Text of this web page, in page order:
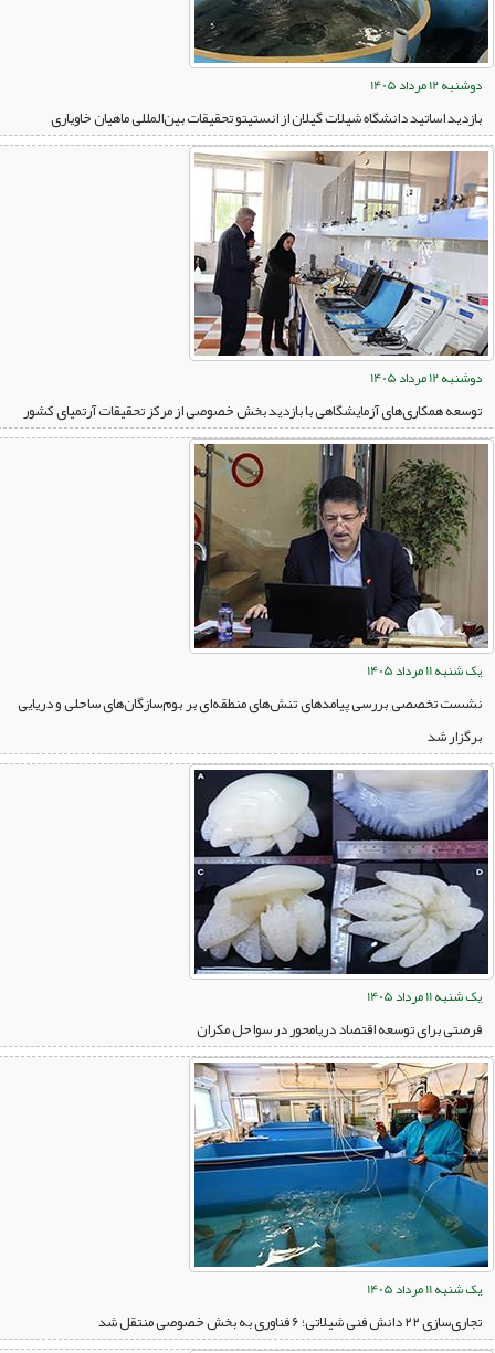
دوشنبه 12 مرداد 1405
بازدید اساتید دانشگاه شیلات گیلان از انستیتو تحقیقات بین‌المللی ماهیان خاویاری
دوشنبه 12 مرداد 1405
توسعه همکاری‌های آزمایشگاهی با بازدید بخش خصوصی از مرکز تحقیقات آرتمیای کشور
یک شنبه 11 مرداد 1405
نشست تخصصی بررسی پیامدهای تنش‌های منطقه‌ای بر بوم‌سازگان‌های ساحلی و دریایی
برگزار شد
یک شنبه 11 مرداد 1405
فرصتی برای توسعه اقتصاد دریامحور در سواحل مکران
یک شنبه 11 مرداد 1405
تجاری‌سازی ۲۲ دانش فنی شیلاتی؛ ۶ فناوری به بخش خصوصی منتقل شد